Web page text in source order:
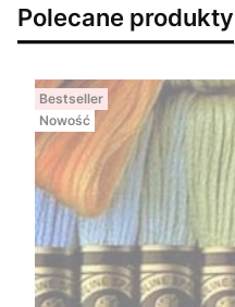
Polecane produkty
Bestseller
Nowość